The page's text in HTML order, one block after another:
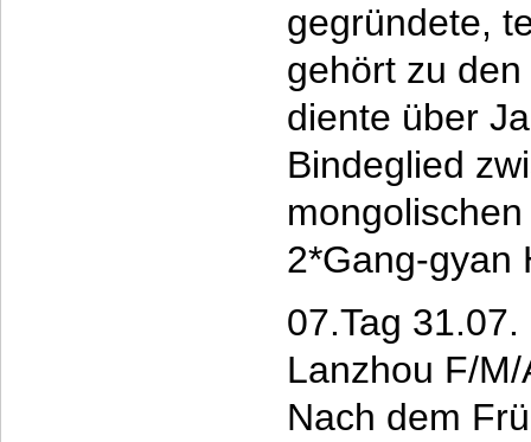
gegründete,
gehört zu
diente über
Bindeglied
2*Gang-gyan
07.Tag
Lanzhou F/M/
Nach dem